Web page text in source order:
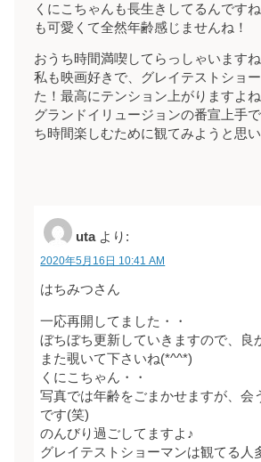
くにこちゃんも長生きしてるんです
も可愛くて全然年齢感じませんね！
おうち時間満喫してらっしゃいますね
私も映画好きで、グレイテストショ
た！最高にテンション上がりますよ
グランドイリュージョンの番宣上手
ち時間楽しむために観てみようと思
uta より:
2020年5月16日 10:41 AM
はちみつさん
一応再開してました・・
ぼちぼち更新していきますので、良
また覗いて下さいね(*^^*)
くにこちゃん・・
写真では年齢をごまかせますが、会
です(笑)
のんびり過ごしてますよ♪
グレイテストショーマンは観てる人